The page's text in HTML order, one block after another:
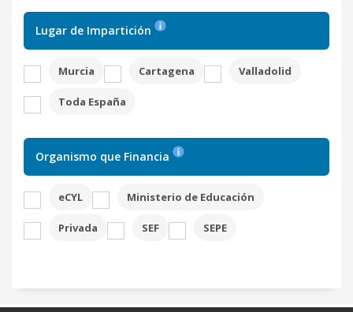
Lugar de Impartición
Murcia Cartagena Valladolid
Toda España
Organismo que Financia
eCYL Ministerio de Educación
Privada SEF SEPE